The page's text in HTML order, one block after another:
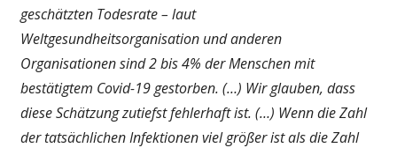
geschätzten Todesrate – laut
Weltgesundheitsorganisation und anderen
Organisationen sind 2 bis 4% der Menschen mit
bestätigtem Covid-19 gestorben. (…) Wir glauben, dass
diese Schätzung zutiefst fehlerhaft ist. (…) Wenn die Zahl
der tatsächlichen Infektionen viel größer ist als die Zahl